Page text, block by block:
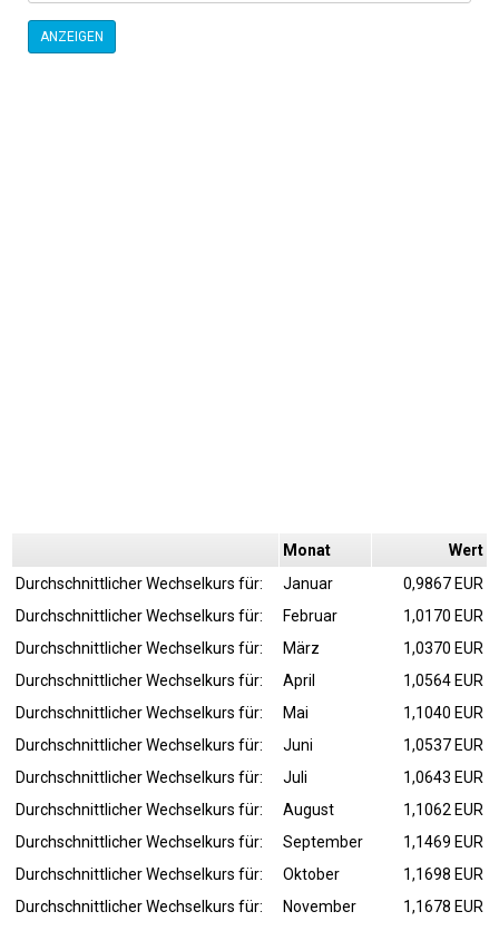
ANZEIGEN
Monat
Wert
Durchschnittlicher Wechselkurs für:
Januar
0,9867 EUR
Durchschnittlicher Wechselkurs für:
Februar
1,0170 EUR
Durchschnittlicher Wechselkurs für:
März
1,0370 EUR
Durchschnittlicher Wechselkurs für:
April
1,0564 EUR
Durchschnittlicher Wechselkurs für:
Mai
1,1040 EUR
Durchschnittlicher Wechselkurs für:
Juni
1,0537 EUR
Durchschnittlicher Wechselkurs für:
Juli
1,0643 EUR
Durchschnittlicher Wechselkurs für:
August
1,1062 EUR
Durchschnittlicher Wechselkurs für:
September
1,1469 EUR
Durchschnittlicher Wechselkurs für:
Oktober
1,1698 EUR
Durchschnittlicher Wechselkurs für:
November
1,1678 EUR